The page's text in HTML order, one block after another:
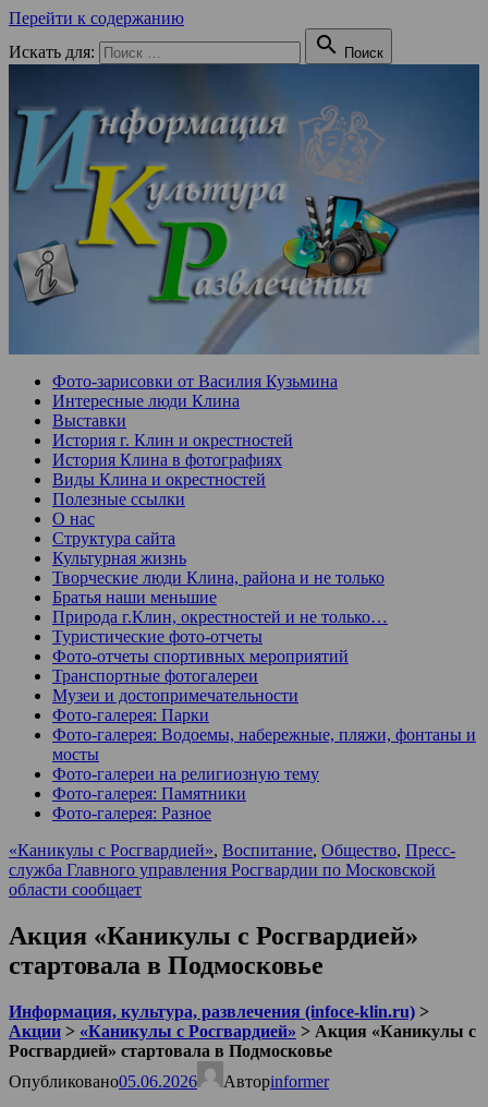
Перейти к содержанию
Искать для:
 Поиск
Фото-зарисовки от Василия Кузьмина
Интересные люди Клина
Выставки
История г. Клин и окрестностей
История Клина в фотографиях
Виды Клина и окрестностей
Полезные ссылки
О нас
Структура сайта
Культурная жизнь
Творческие люди Клина, района и не только
Братья наши меньшие
Природа г.Клин, окрестностей и не только…
Туристические фото-отчеты
Фото-отчеты спортивных мероприятий
Транспортные фотогалереи
Музеи и достопримечательности
Фото-галерея: Парки
Фото-галерея: Водоемы, набережные, пляжи, фонтаны и
мосты
Фото-галереи на религиозную тему
Фото-галерея: Памятники
Фото-галерея: Разное
«Каникулы с Росгвардией», Воспитание, Общество, Пресс-
служба Главного управления Росгвардии по Московской
области сообщает
Акция «Каникулы с Росгвардией»
стартовала в Подмосковье
Информация, культура, развлечения (infoce-klin.ru) >
Акции > «Каникулы с Росгвардией» > Акция «Каникулы с
Росгвардией» стартовала в Подмосковье
Опубликовано05.06.2026 Авторinformer